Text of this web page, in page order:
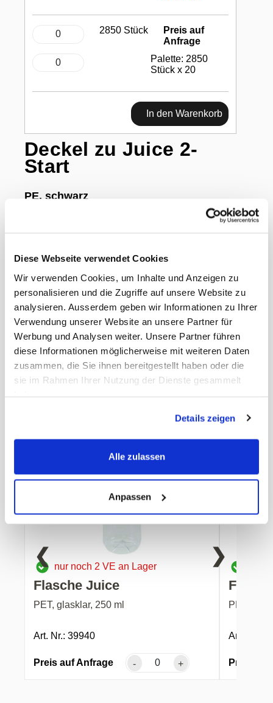
Diese Webseite verwendet Cookies
Wir verwenden Cookies, um Inhalte und Anzeigen zu
personalisieren und die Zugriffe auf unsere Website zu
analysieren. Ausserdem geben wir Informationen zu Ihrer
Verwendung unserer Website an unsere Partner für
Werbung und Analysen weiter. Unsere Partner führen
diese Informationen möglicherweise mit weiteren Daten
zusammen, die Sie ihnen bereitgestellt haben oder die
sie im Rahmen Ihrer Nutzung der Dienste gesammelt
Details zeigen
Alle zulassen
Anpassen
Deckel zu Juice 2-
Start
PE, schwarz
2850 Stück
Preis auf
Anfrage
Palette: 2850
Stück x 20
In den Warenkorb
Paletten VE
20
EAN Liefereinheit
7613309399435
Marke
Webstar
ECLASS-Nummer
20070000
MWST
8,1%
Herkunftsland
Polen
Hersteller
Diverse
nur noch 2 VE an Lager
Flasche Juice
PET, glasklar, 250 ml
Art. Nr.: 39940
Preis auf Anfrage - +
PET,
Art. Nr.:
Preis auf
❮ ❯